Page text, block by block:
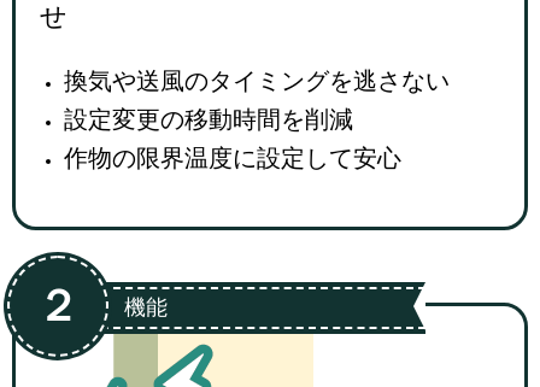
せ
換気や送風のタイミングを逃さない
設定変更の移動時間を削減
作物の限界温度に設定して安心
機能
２